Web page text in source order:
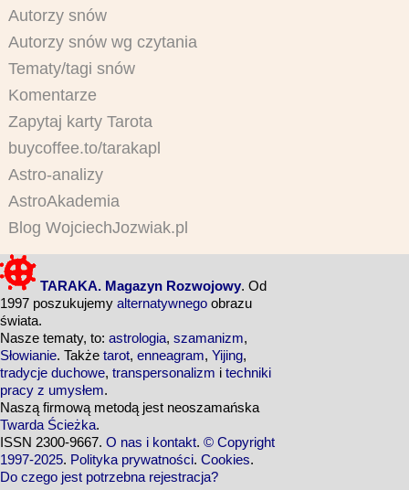
Autorzy snów
Autorzy snów wg czytania
Tematy/tagi snów
Komentarze
Zapytaj karty Tarota
buycoffee.to/tarakapl
Astro-analizy
AstroAkademia
Blog WojciechJozwiak.pl
TARAKA. Magazyn Rozwojowy. Od
1997 poszukujemy alternatywnego obrazu
świata.
Nasze tematy, to: astrologia, szamanizm,
Słowianie. Także tarot, enneagram, Yijing,
tradycje duchowe, transpersonalizm i techniki
pracy z umysłem.
Naszą firmową metodą jest neoszamańska
Twarda Ścieżka.
ISSN 2300-9667. O nas i kontakt. © Copyright
1997-2025. Polityka prywatności. Cookies.
Do czego jest potrzebna rejestracja?